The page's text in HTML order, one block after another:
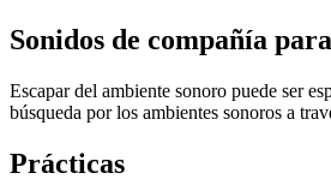
Sonidos de compañía
Escapar del ambiente sonoro puede ser
búsqueda por los ambientes sonoros a
Prácticas